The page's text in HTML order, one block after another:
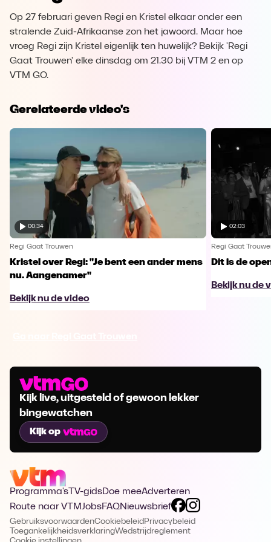
Op 27 februari geven Regi en Kristel elkaar onder een
stralende Zuid-Afrikaanse zon het jawoord. Maar hoe
vroeg Regi zijn Kristel eigenlijk ten huwelijk? Bekijk 'Regi
Gaat Trouwen' elke dinsdag om 21.30 bij VTM 2 en op
VTM GO.
Gerelateerde video's
00:34
Regi Gaat Trouwen
Kristel over Regi: "Je bent een ander mens
nu. Aangenamer"
Bekijk nu de video
02:03
Regi Gaat
Dit is de
Bekijk nu de
Kijk live, uitgesteld of gewoon lekker
bingewatchen
Kijk op
Programma's TV-gidsDoe meeAdverteren
Route naar VTMJobsFAQNieuwsbrief
GebruiksvoorwaardenCookiebeleid Privacybeleid
ToegankelijkheidsverklaringWedstrijdreglement